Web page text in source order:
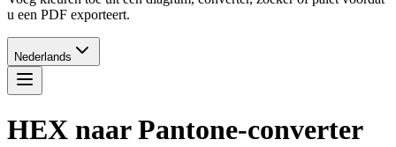
u een PDF exporteert.
Nederlands
HEX naar Pantone-converter